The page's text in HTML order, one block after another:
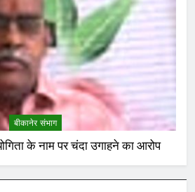
बीकानेर संभाग
के नाम पर चंदा उगाहने का आरोप